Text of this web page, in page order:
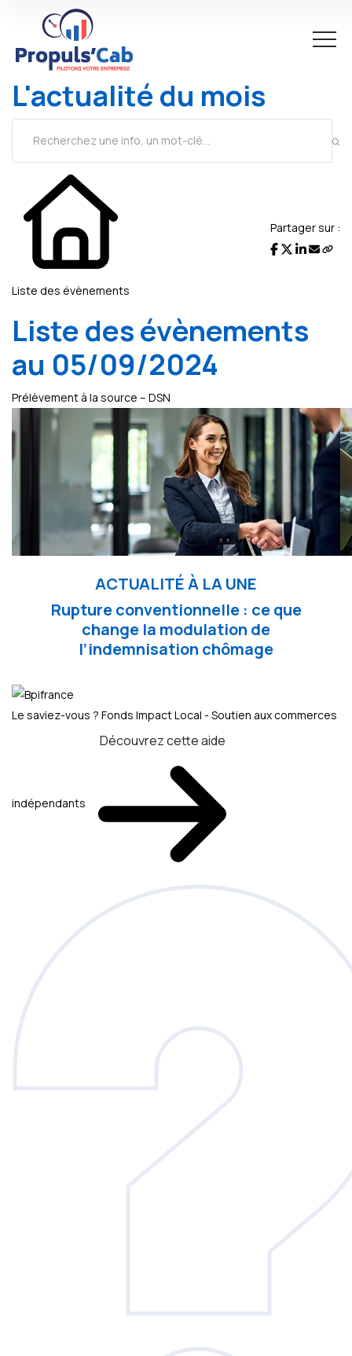
L'actualité du mois
Liste des évènements
Partager sur :
Liste des évènements
au 05/09/2024
Prélèvement à la source – DSN
ACTUALITÉ À LA UNE
Rupture conventionnelle : ce que
change la modulation de
l’indemnisation chômage
Le saviez-vous ? Fonds Impact Local - Soutien aux commerces
indépendants
Découvrez cette aide